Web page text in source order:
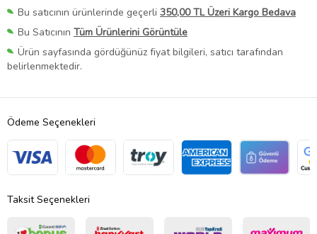
Bu satıcının ürünlerinde geçerli 350,00 TL Üzeri Kargo Bedava
Bu Satıcının Tüm Ürünlerini Görüntüle
Ürün sayfasında gördüğünüz fiyat bilgileri, satıcı tarafından
belirlenmektedir.
Ödeme Seçenekleri
Taksit Seçenekleri